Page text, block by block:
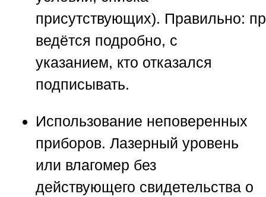
присутствующих). Правильно:
ведётся подробно, с
указанием, кто отказался
подписывать.
Использование неповеренных
приборов. Лазерный уровень
или влагомер без
действующего свидетельства о